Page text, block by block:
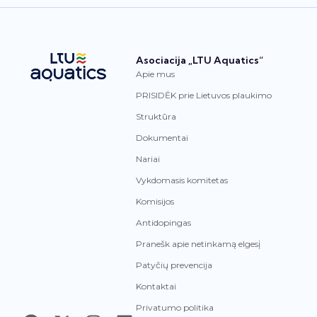
Asociacija „LTU Aquatics“
Apie mus
PRISIDĖK prie Lietuvos plaukimo
Struktūra
Dokumentai
Nariai
Vykdomasis komitetas
Komisijos
Antidopingas
Pranešk apie netinkamą elgesį
Patyčių prevencija
Kontaktai
Privatumo politika